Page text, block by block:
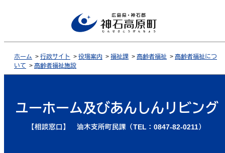
ホーム > 行政サイト > 役場案内 > 福祉課 > 高齢者福祉 > 高齢者福祉につ
いて > 高齢者福祉施設
ユーホーム及びあんしんリビング
【相談窓口】 油木支所町民課（TEL：0847-82-0211）